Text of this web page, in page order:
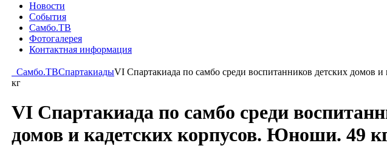
Новости
События
Самбо.ТВ
Фотогалерея
Контактная информация
Самбо.ТВСпартакиадыVI Спартакиада по самбо среди воспитанников детских домов
кг
VI Спартакиада по самбо среди
домов и кадетских корпусов. Юноши. 49